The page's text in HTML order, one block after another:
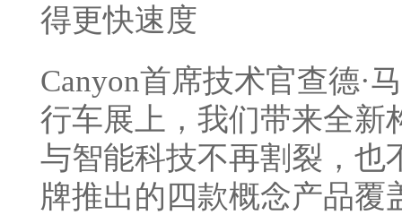
得更快速度
Canyon首席技术官查德·
行车展上，我们带来全
与智能科技不再割裂，也
牌推出的四款概念产品覆